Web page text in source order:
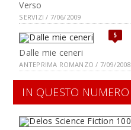
Verso
SERVIZI / 7/06/2009
5
Dalle mie ceneri
ANTEPRIMA ROMANZO / 7/09/2008
IN QUESTO NUMERO